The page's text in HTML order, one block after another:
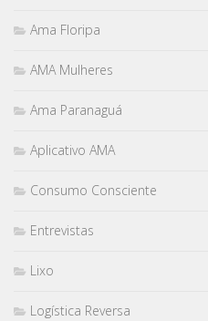
Ama Floripa
AMA Mulheres
Ama Paranaguá
Aplicativo AMA
Consumo Consciente
Entrevistas
Lixo
Logística Reversa